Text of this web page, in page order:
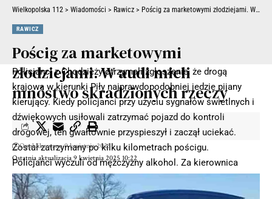
Policjanci z Chodzieży otrzymali zgłoszenie, że drogą
krajową w kierunki Piły najprawdopodobniej jedzie pijany
kierujący. Kiedy policjanci przy użyciu sygnałów świetlnych i
dźwiękowych usiłowali zatrzymać pojazd do kontroli
drogowej, ten gwałtownie przyspieszył i zaczął uciekać.
Został zatrzymany po kilku kilometrach pościgu.
Policjanci wyczuli od mężczyzny alkohol. Za kierownica
siedział Gruzin. 56-letni kierujący wydmuchał 2,5 promila
alkoholu w organizmie. Mężczyzna chcąc uniknąć
Wielkopolska 112 > Wiadomości > Rawicz > Pościg za marketowymi złodziejami. W audi mieli mnóstwo skradzionych rzeczy
RAWICZ
Pościg za marketowymi
złodziejami. W audi mieli
mnóstwo skradzionych rzeczy
Ostatnia aktualizacja 9 kwietnia 2025 10:22
Opublikowano 9 kwietnia 2025